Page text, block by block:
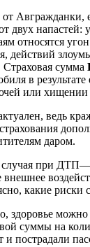
от Авгражданки,
двух
относятся
действий
сумма
в
или хищении
ведь
даром.
случая при
какие
здоровье
суммы на
и пострадали